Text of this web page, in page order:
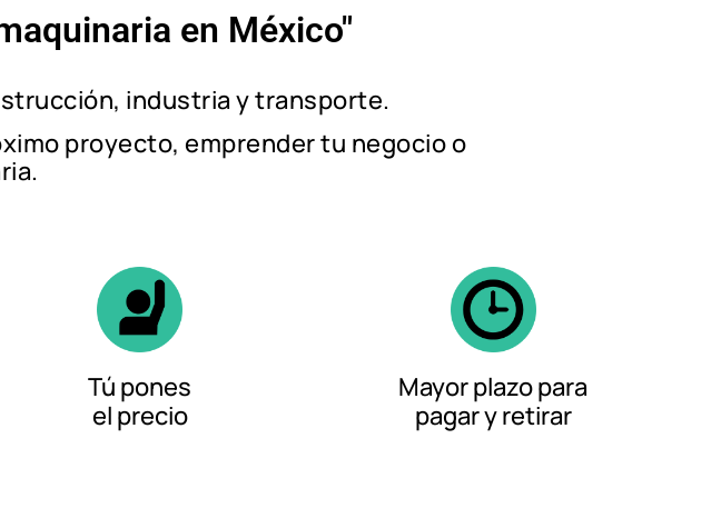
en México"
industria y transporte.
proyecto, emprender tu negocio o
Tú pones
el precio
Mayor plazo para
pagar y retirar